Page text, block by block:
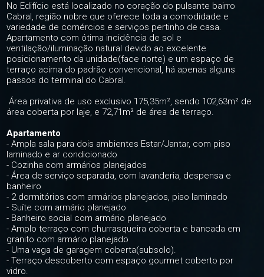
No Edifício está localizado no coração do pulsante bairro
Cabral, região nobre que oferece toda a comodidade e
variedade de comércios e serviços pertinho de casa.
Apartamento com ótima incidência de sol e
ventilação/iluminação natural devido ao excelente
posicionamento da unidade(face norte) e um espaço de
terraço acima do padrão convencional, há apenas alguns
passos do terminal do Cabral.
Área privativa de uso exclusivo 175,35m², sendo 102,63m² de
área coberta por laje, e 72,71m² de área de terraço.
Apartamento
- Ampla sala para dois ambientes Estar/Jantar, com piso
laminado e ar condicionado
- Cozinha com armários planejados
- Área de serviço separada, com lavanderia, despensa e
banheiro
- 2 dormitórios com armários planejados, piso laminado
- Suíte com armário planejado
- Banheiro social com armário planejado
- Amplo terraço com churrasqueira coberta e bancada em
granito com armário planejado
- Uma vaga de garagem coberta(subsolo).
- Terraço descoberto com espaço gourmet coberto por
vidro.